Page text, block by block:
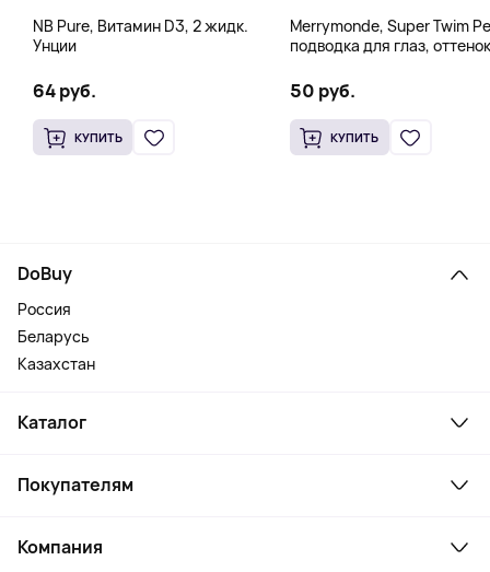
NB Pure, Витамин D3, 2 жидк.
Унции
64 руб.
КУПИТЬ
Merrymonde, Super Twim
подводка для глаз, оттенок
жидк. унции)
50 руб.
КУПИТЬ
DoBuy
Россия
Беларусь
Казахстан
Каталог
Ноутбуки, мониторы, VR
Косметика и уход
Покупателям
Как заказать
Компания